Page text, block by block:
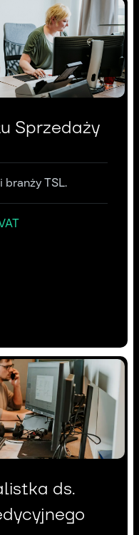
Sprzedaży
TSL.
ds.